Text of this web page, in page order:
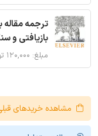
ترجمه مقاله
بازیافتی و
مبلغ: ۱۲۰,۰۰۰ تومان
مشاهده خریدهای